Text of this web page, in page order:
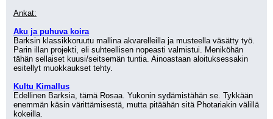
Ankat:
Aku ja puhuva koira
Barksin klassikkoruutu mallina akvarelleilla ja musteella väsätty työ.
Parin illan projekti, eli suhteellisen nopeasti valmistui. Meniköhän
tähän sellaiset kuusi/seitsemän tuntia. Ainoastaan aloituksessakin
esitellyt muokkaukset tehty.
Kultu Kimallus
Edellinen Barksia, tämä Rosaa. Yukonin sydämistähän se. Tykkään
enemmän käsin värittämisestä, mutta pitäähän sitä Photariakin välillä
kokeilla.